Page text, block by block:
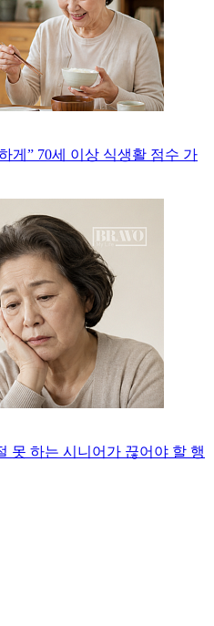
게” 70세 이상 식생활 점수 가
못 하는 시니어가 끊어야 할 행